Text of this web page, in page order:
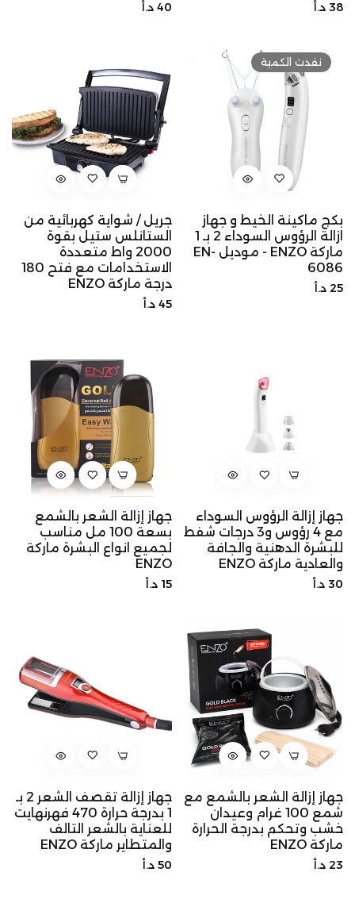
السعر
38 د.أ
السعر
40 د.أ
نفدت الكمية
بكج ماكينة الخيط و جهاز
ازالة الرؤوس السوداء 2 بـ 1
ماركة ENZO - موديل EN-
6086
السعر
25 د.أ
جريل / شواية كهربائية من
الستانلس ستيل بقوة
2000 واط متعددة
الاستخدامات مع فتح 180
درجة ماركة ENZO
السعر
45 د.أ
جهاز إزالة الرؤوس السوداء
مع 4 رؤوس و3 درجات شفط
للبشرة الدهنية والجافة
والعادية ماركة ENZO
السعر
30 د.أ
جهاز إزالة الشعر بالشمع
بسعة 100 مل مناسب
لجميع انواع البشرة ماركة
ENZO
السعر
15 د.أ
جهاز إزالة الشعر بالشمع مع
شمع 100 غرام وعيدان
خشب وتحكم بدرجة الحرارة
ماركة ENZO
السعر
23 د.أ
جهاز إزالة تقصف الشعر 2 بـ
1 بدرجة حرارة 470 فهرنهايت
للعناية بالشعر التالف
والمتطاير ماركة ENZO
السعر
50 د.أ